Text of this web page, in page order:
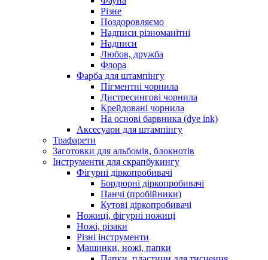
Різне
Поздоровляємо
Надписи різноманітні
Надписи
Любов, дружба
Флора
Фарба для штампінгу
Пігментні чорнила
Дистресингові чорнила
Крейдовані чорнила
На основі барвника (dye ink)
Аксесуари для штампінгу
Трафарети
Заготовки для альбомів, блокнотів
Інструменти для скрапбукингу
Фігурні діркопробивачі
Бордюрні діркопробивачі
Панчі (пробійники)
Кутові діркопробивачі
Ножиці, фігурні ножиці
Ножі, різаки
Різні інструменти
Машинки, ножі, папки